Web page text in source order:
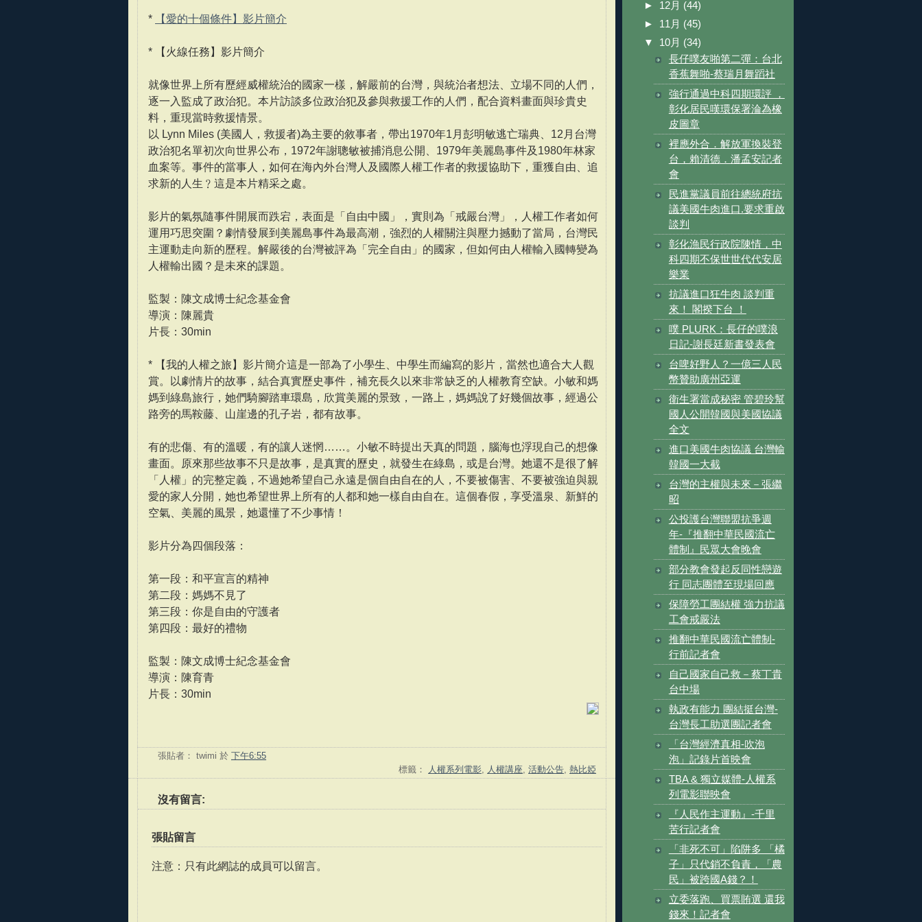
* 【愛的十個條件】影片簡介
* 【火線任務】影片簡介
就像世界上所有歷經威權統治的國家一樣，解嚴前的台灣，與統治者想法、立場不同的人們，
逐一入監成了政治犯。本片訪談多位政治犯及參與救援工作的人們，配合資料畫面與珍貴史
料，重現當時救援情景。
以 Lynn Miles (美國人，救援者)為主要的敘事者，帶出1970年1月彭明敏逃亡瑞典、12月台灣
政治犯名單初次向世界公布，1972年謝聰敏被捕消息公開、1979年美麗島事件及1980年林家
血案等。事件的當事人，如何在海內外台灣人及國際人權工作者的救援協助下，重獲自由、追
求新的人生﹖這是本片精采之處。
影片的氣氛隨事件開展而跌宕，表面是「自由中國」，實則為「戒嚴台灣」，人權工作者如何
運用巧思突圍？劇情發展到美麗島事件為最高潮，強烈的人權關注與壓力撼動了當局，台灣民
主運動走向新的歷程。解嚴後的台灣被評為「完全自由」的國家，但如何由人權輸入國轉變為
人權輸出國？是未來的課題。
監製：陳文成博士紀念基金會
導演：陳麗貴
片長：30min
* 【我的人權之旅】影片簡介這是一部為了小學生、中學生而編寫的影片，當然也適合大人觀
賞。以劇情片的故事，結合真實歷史事件，補充長久以來非常缺乏的人權教育空缺。小敏和媽
媽到綠島旅行，她們騎腳踏車環島，欣賞美麗的景致，一路上，媽媽說了好幾個故事，經過公
路旁的馬鞍藤、山崖邊的孔子岩，都有故事。
有的悲傷、有的溫暖，有的讓人迷惘……。小敏不時提出天真的問題，腦海也浮現自己的想像
畫面。原來那些故事不只是故事，是真實的歷史，就發生在綠島，或是台灣。她還不是很了解
「人權」的完整定義，不過她希望自己永遠是個自由自在的人，不要被傷害、不要被強迫與親
愛的家人分開，她也希望世界上所有的人都和她一樣自由自在。這個春假，享受溫泉、新鮮的
空氣、美麗的風景，她還懂了不少事情！
影片分為四個段落：
第一段：和平宣言的精神
第二段：媽媽不見了
第三段：你是自由的守護者
第四段：最好的禮物
監製：陳文成博士紀念基金會
導演：陳育青
片長：30min
張貼者： twimi 於 下午6:55
標籤：
人權系列電影, 人權講座, 活動公告, 熱比婭
沒有留言:
張貼留言
注意：只有此網誌的成員可以留言。
► 12月 (44)
► 11月 (45)
▼ 10月 (34)
長仔噗友啪第二彈：台北
香蕉舞啪-蔡瑞月舞蹈社
強行通過中科四期環評 ，
彰化居民嘆環保署淪為橡
皮圖章
裡應外合．解放軍換裝登
台，賴清德．潘孟安記者
會
民進黨議員前往總統府抗
議美國牛肉進口.要求重啟
談判
彰化漁民行政院陳情，中
科四期不保世世代代安居
樂業
抗議進口狂牛肉 談判重
來！ 閣揆下台 ！
噗 PLURK：長仔的噗浪
日記-謝長廷新書發表會
台啤好野人？一億三人民
幣贊助廣州亞運
衛生署當成秘密 管碧玲幫
國人公開韓國與美國協議
全文
進口美國牛肉協議 台灣輸
韓國一大截
台灣的主權與未來－張繼
昭
公投護台灣聯盟抗爭週
年-『推翻中華民國流亡
體制』民眾大會晚會
部分教會發起反同性戀遊
行 同志團體至現場回應
保障勞工團結權 強力抗議
工會戒嚴法
推翻中華民國流亡體制-
行前記者會
自己國家自己救－蔡丁貴
台中場
執政有能力 團結挺台灣-
台灣長工助選團記者會
「台灣經濟真相-吹泡
泡」記錄片首映會
TBA & 獨立媒體-人權系
列電影聯映會
『人民作主運動』-千里
苦行記者會
「非死不可」陷阱多 「橘
子」只代銷不負責，「農
民」被跨國A錢？！
立委落跑、買票賄選 還我
錢來！記者會